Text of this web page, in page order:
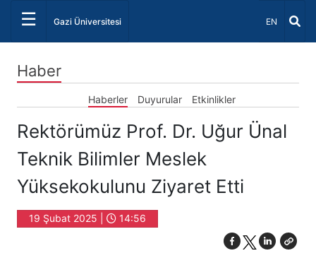
☰ Gazi Üniversitesi Dil Seçiniz
EN
Haber
Haberler Duyurular Etkinlikler
Rektörümüz Prof. Dr. Uğur Ünal
Teknik Bilimler Meslek
Yüksekokulunu Ziyaret Etti
19 Şubat 2025 | 14:56